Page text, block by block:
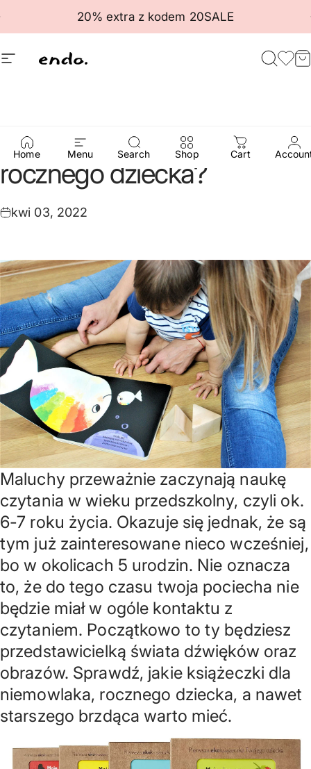
Przejdź do treści
20% extra z kodem 20SALE
Wstrzymaj pokaz slajdów
Nawigacja witryny
Endo
Home Menu Search Shop Cart
Jakie książeczki wybrać
dla
rocznegodziecka?
kwi 03, 2022
Maluchy przeważnie zaczynają naukę
czytania w wieku przedszkolny, czyli ok.
6-7 roku życia. Okazuje się jednak, że są
tym już zainteresowane nieco wcześniej,
bo w okolicach 5 urodzin. Nie oznacza
to, że do tego czasu twoja pociecha nie
będzie miał w ogóle kontaktu z
czytaniem. Początkowo to ty będziesz
przedstawicielką świata dźwięków oraz
obrazów. Sprawdź, jakie książeczki dla
niemowlaka, rocznego dziecka, a nawet
starszego brzdąca warto mieć.